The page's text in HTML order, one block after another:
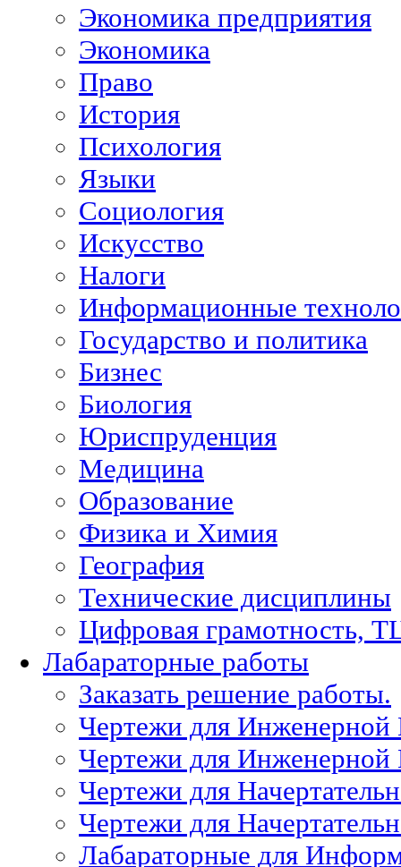
Экономика предприятия
Экономика
Право
История
Психология
Языки
Социология
Искусство
Налоги
Информационные
Государство и политика
Бизнес
Биология
Юриспруденция
Медицина
Образование
Физика и Химия
География
Технические дисциплины
Цифровая грамотность,
Лабараторные работы
Заказать решение работы.
Чертежи для
Чертежи для
Чертежи для
Чертежи для
Лабараторные для